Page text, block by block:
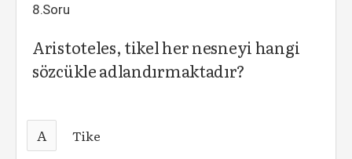
8.Soru
Aristoteles, tikel her nesneyi hangi
sözcükle adlandırmaktadır?
A Tike